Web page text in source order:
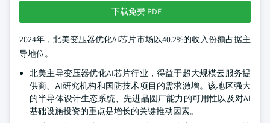
下载免费 PDF
2024年，北美变压器优化AI芯片市场以40.2%的收入份额占据主
导地位。
北美主导变压器优化AI芯片行业，得益于超大规模云服务提
供商、AI研究机构和国防技术项目的需求激增。该地区强大
的半导体设计生态系统、先进晶圆厂能力的可用性以及对AI
基础设施投资的重点是增长的关键推动因素。